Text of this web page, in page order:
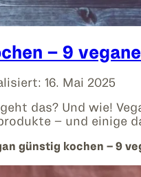
– 9
16. Mai 2025
das? Und wie!
– und einige
günstig kochen – 9